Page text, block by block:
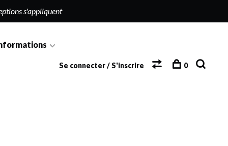
s'appliquent
Se connecter / S'inscrire 0